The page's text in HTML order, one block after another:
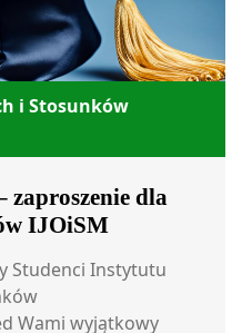
i Stosunków
zaproszenie dla
IJOiSM
Studenci Instytutu
Wami wyjątkowy